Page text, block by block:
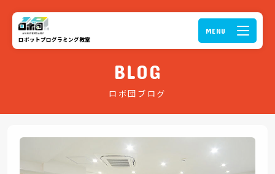
ロボットプログラミング教室
BLOG
ロボ団ブログ